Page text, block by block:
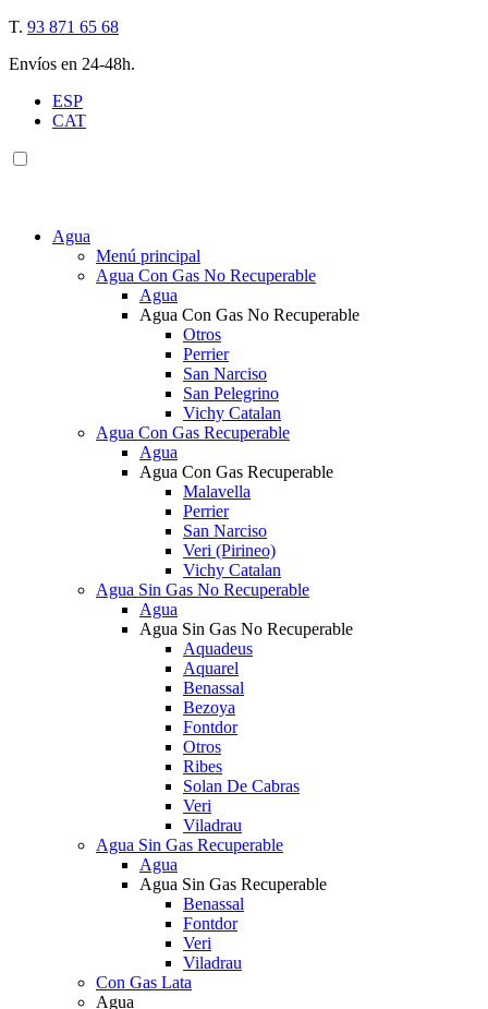
T. 93 871 65 68
Envíos en 24-48h.
ESP
CAT
Agua
Menú principal
Agua Con Gas No Recuperable
Agua
Agua Con Gas No Recuperable
Otros
Perrier
San Narciso
San Pelegrino
Vichy Catalan
Agua Con Gas Recuperable
Agua
Agua Con Gas Recuperable
Malavella
Perrier
San Narciso
Veri (Pirineo)
Vichy Catalan
Agua Sin Gas No Recuperable
Agua
Agua Sin Gas No Recuperable
Aquadeus
Aquarel
Benassal
Bezoya
Fontdor
Otros
Ribes
Solan De Cabras
Veri
Viladrau
Agua Sin Gas Recuperable
Agua
Agua Sin Gas Recuperable
Benassal
Fontdor
Veri
Viladrau
Con Gas Lata
Agua